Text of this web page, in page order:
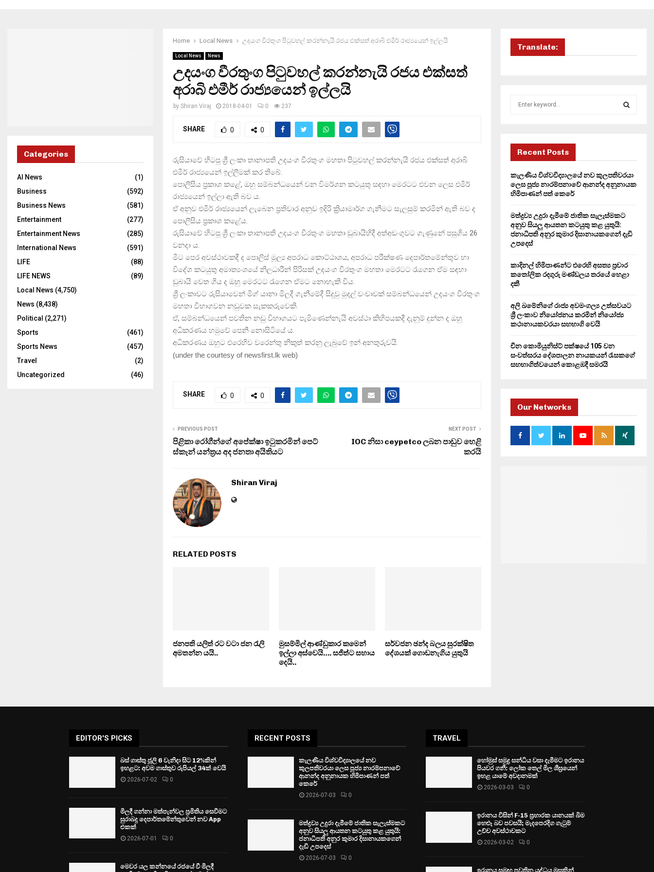
Home Local News උදයංග වීරතුංග පිටුවහල් කරන්නැයි රජය එක්සත් අරාබි එමීර් රාජ්‍යයෙන් ඉල්ලයි
Local News News
උදයංග වීරතුංග පිටුවහල් කරන්නැයි රජය එක්සත්
අරාබි එමීර් රාජ්‍යයෙන් ඉල්ලයි
by Shiran Viraj 2018-04-01 0 237
SHARE 0 0
රුසියාවේ හිටපු ශ්‍රී ලංකා තානාපති උදයංග වීරතුංග මහතා පිටුවහල් කරන්නැයි රජය එක්සත් අරාබි
එමීර් රාජ්‍යයෙන් ඉල්ලීමක් කර තිබේ.
පොලීසිය ප්‍රකාශ කළේ, ඔහු සම්බන්ධයෙන් වන විමර්ශන කටයුතු සඳහා මෙරටට එවන ලෙස එමීර්
රාජ්‍යයෙන් ඉල්ලා ඇති බව ය.
ඒ අනුව එමීර් රාජ්‍යයෙන් ලැබෙන ප්‍රතිචාර අනුව ඉදිරි ක්‍රියාමාර්ග ගැනීමට සැලසුම් කරමින් ඇති බව ද
පොලීසිය ප්‍රකාශ කළේය.
රුසියාවේ හිටපු ශ්‍රී ලංකා තානාපති උදයංග වීරතුංග මහතා ඩුබායිහිදී අත්අඩංගුවට ගැණුනේ පසුගිය 26
වනදා ය.
මීට පෙර අවස්ථාවකදී ද පොලිස් මූල්‍ය අපරාධ කොට්ඨාශය, අපරාධ පරීක්ෂණ දෙපාර්තමේන්තුව හා
විදේශ කටයුතු අමාත්‍යංශයේ නිලධාරීන් පිරිසක් උදයංග වීරතුංග මහතා මෙරටට රැගෙන ඒම සඳහා
ඩුබායි වෙත ගිය ද ඔහු මෙරටට රැගෙන ඒමට නොහැකි විය.
ශ්‍රී ලංකාවට රුසියාවෙන් මිග් යානා මිලදී ගැනීමේදී සිදුවු මුදල් වංචාවක් සම්බන්ධයෙන් උදයංග වීරතුංග
මහතා විභාගවන නඩුවක සැකකරුවෙකි.
ඒ, සම්බන්ධයෙන් පවතින නඩු විභාගයට පැමිණෙන්නැයි අවස්ථා කිහිපයකදී දැනුම් දුන්න ද ඔහු
අධිකරණය හමුවේ පෙනී නොසිටියේ ය.
අධිකරණය ඔහුට එරෙහිව වරෙන්තු නිකුත් කරනු ලැබුවේ ඉන් අනතුරුවයි.
(under the courtesy of newsfirst.lk web)
SHARE 0 0
PREVIOUS POST
පිළිකා රෝගීන්ගේ අපේක්ෂා ඉටුකරමින් පෙට්
ස්කෑන් යන්ත්‍රය අද ජනතා අයිතියට
NEXT POST
IOC නිසා ceypetco ලබන පාඩුව හෙළි
කරයි
Shiran Viraj
RELATED POSTS
ජනපති යලිත් රට වටා ජන රැලි
අමතන්න යයි..
මුසම්මිල් ආණ්ඩුකාර කමෙන්
ඉල්ලා අස්වෙයි…. සජිත්ට සහාය
දෙයි..
සර්වජන ඡන්ද බලය සුරක්ෂිත
දේශයක් ගොඩනැගිය යුතුයි
Categories
AI News
(1)
Business
(592)
Business News
(581)
Entertainment
(277)
Entertainment News
(285)
International News
(591)
LIFE
(88)
LIFE NEWS
(89)
Local News (4,750)
News (8,438)
Political (2,271)
Sports
(461)
Sports News
(457)
Travel
(2)
Uncategorized
(46)
Translate:
f
r
:
R
Recent Posts
කැලණිය විශ්වවිද්‍යාලයේ නව කුලපතිවරයා
ලෙස පූජ්‍ය නාරම්පනාවේ ආනන්ද අනුනායක
හිමිපාණන් පත් කෙරේ
මත්ද්‍රව්‍ය උදුරා දැමීමේ ජාතික සැලැස්මකට
අනුව සියලු ආයතන කටයුතු කළ යුතුයි:
ජනාධිපති අනුර කුමාර දිසානායකගෙන් දැඩි
උපදෙස්
කාදිනල් හිමිපාණන්ට එරෙහි අසත්‍ය ප්‍රචාර
කතෝලික රදගුරු මණ්ඩලය තරයේ හෙළා
දකී
අලි ඛමේනිගේ රාජ්‍ය අවමංගල්‍ය උත්සවයට
ශ්‍රී ලංකාව නියෝජනය කරමින් නියෝජ්‍ය
කථානායකවරයා සහභාගි වෙයි
චීන කොමියුනිස්ට් පක්ෂයේ 105 වන
සංවත්සරය දේශපාලන නායකයන් රැසකගේ
සහභාගිත්වයෙන් කොළඹදී සමරයි
Our Networks
EDITOR'S PICKS
බස් ගාස්තු ජූලි 6 වැනිදා සිට 12%කින්
ඉහළට: අවම ගාස්තුව රුපියල් 34ක් වෙයි
2026-07-02 0
මිලදී ගන්නා මත්පැන්වල ප්‍රමිතිය සෙවීමට
සුරාබදු දෙපාර්තමේන්තුවෙන් නව App
එකක්
2026-07-01 0
මෙවර යල කන්නයේ රජයේ වී මිලදී
RECENT POSTS
කැලණිය විශ්වවිද්‍යාලයේ නව
කුලපතිවරයා ලෙස පූජ්‍ය නාරම්පනාවේ
ආනන්ද අනුනායක හිමිපාණන් පත්
කෙරේ
2026-07-03 0
මත්ද්‍රව්‍ය උදුරා දැමීමේ ජාතික සැලැස්මකට
අනුව සියලු ආයතන කටයුතු කළ යුතුයි:
ජනාධිපති අනුර කුමාර දිසානායකගෙන්
දැඩි උපදෙස්
2026-07-03 0
TRAVEL
හෝමුස් සමුද්‍ර සන්ධිය වසා දැමීමට ඉරානය
පියවර ගනී: ලෝක තෙල් මිල ශීඝ්‍රයෙන්
ඉහළ යාමේ අවදානමක්
2026-03-03 0
ඉරානය විසින් F-15 ප්‍රහාරක යානයක් බිම
හෙළූ බව පවසයි; මැදපෙරදිග ගැටුම්
උච්ච අවස්ථාවකට
2026-03-02 0
ඉරානය සමඟ පවතින යුද්ධය මසකින්